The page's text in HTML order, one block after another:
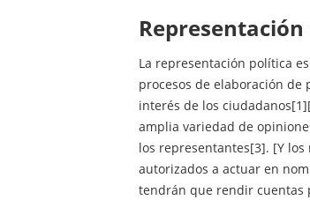
La representación política
procesos de elaboración
interés de los
amplia variedad de
los representantes[3]. [Y
autorizados a actuar en
tendrán que rendir cuentas